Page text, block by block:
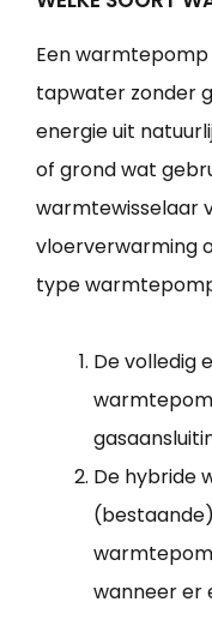
Een
tapwater zonder
energie uit
of grond wat
warmtewisselaar
vloerverwarming
type
De volledig
De hybride
wanneer er